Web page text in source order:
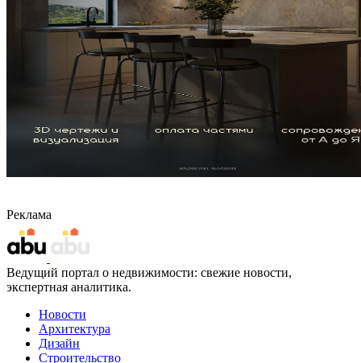
Реклама
Ведущий портал о недвижимости: свежие новости,
экспертная аналитика.
Новости
Архитектура
Дизайн
Строительство